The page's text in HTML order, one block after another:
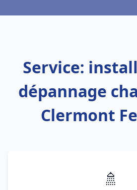
Service:
dépannage
Clermont
🚿